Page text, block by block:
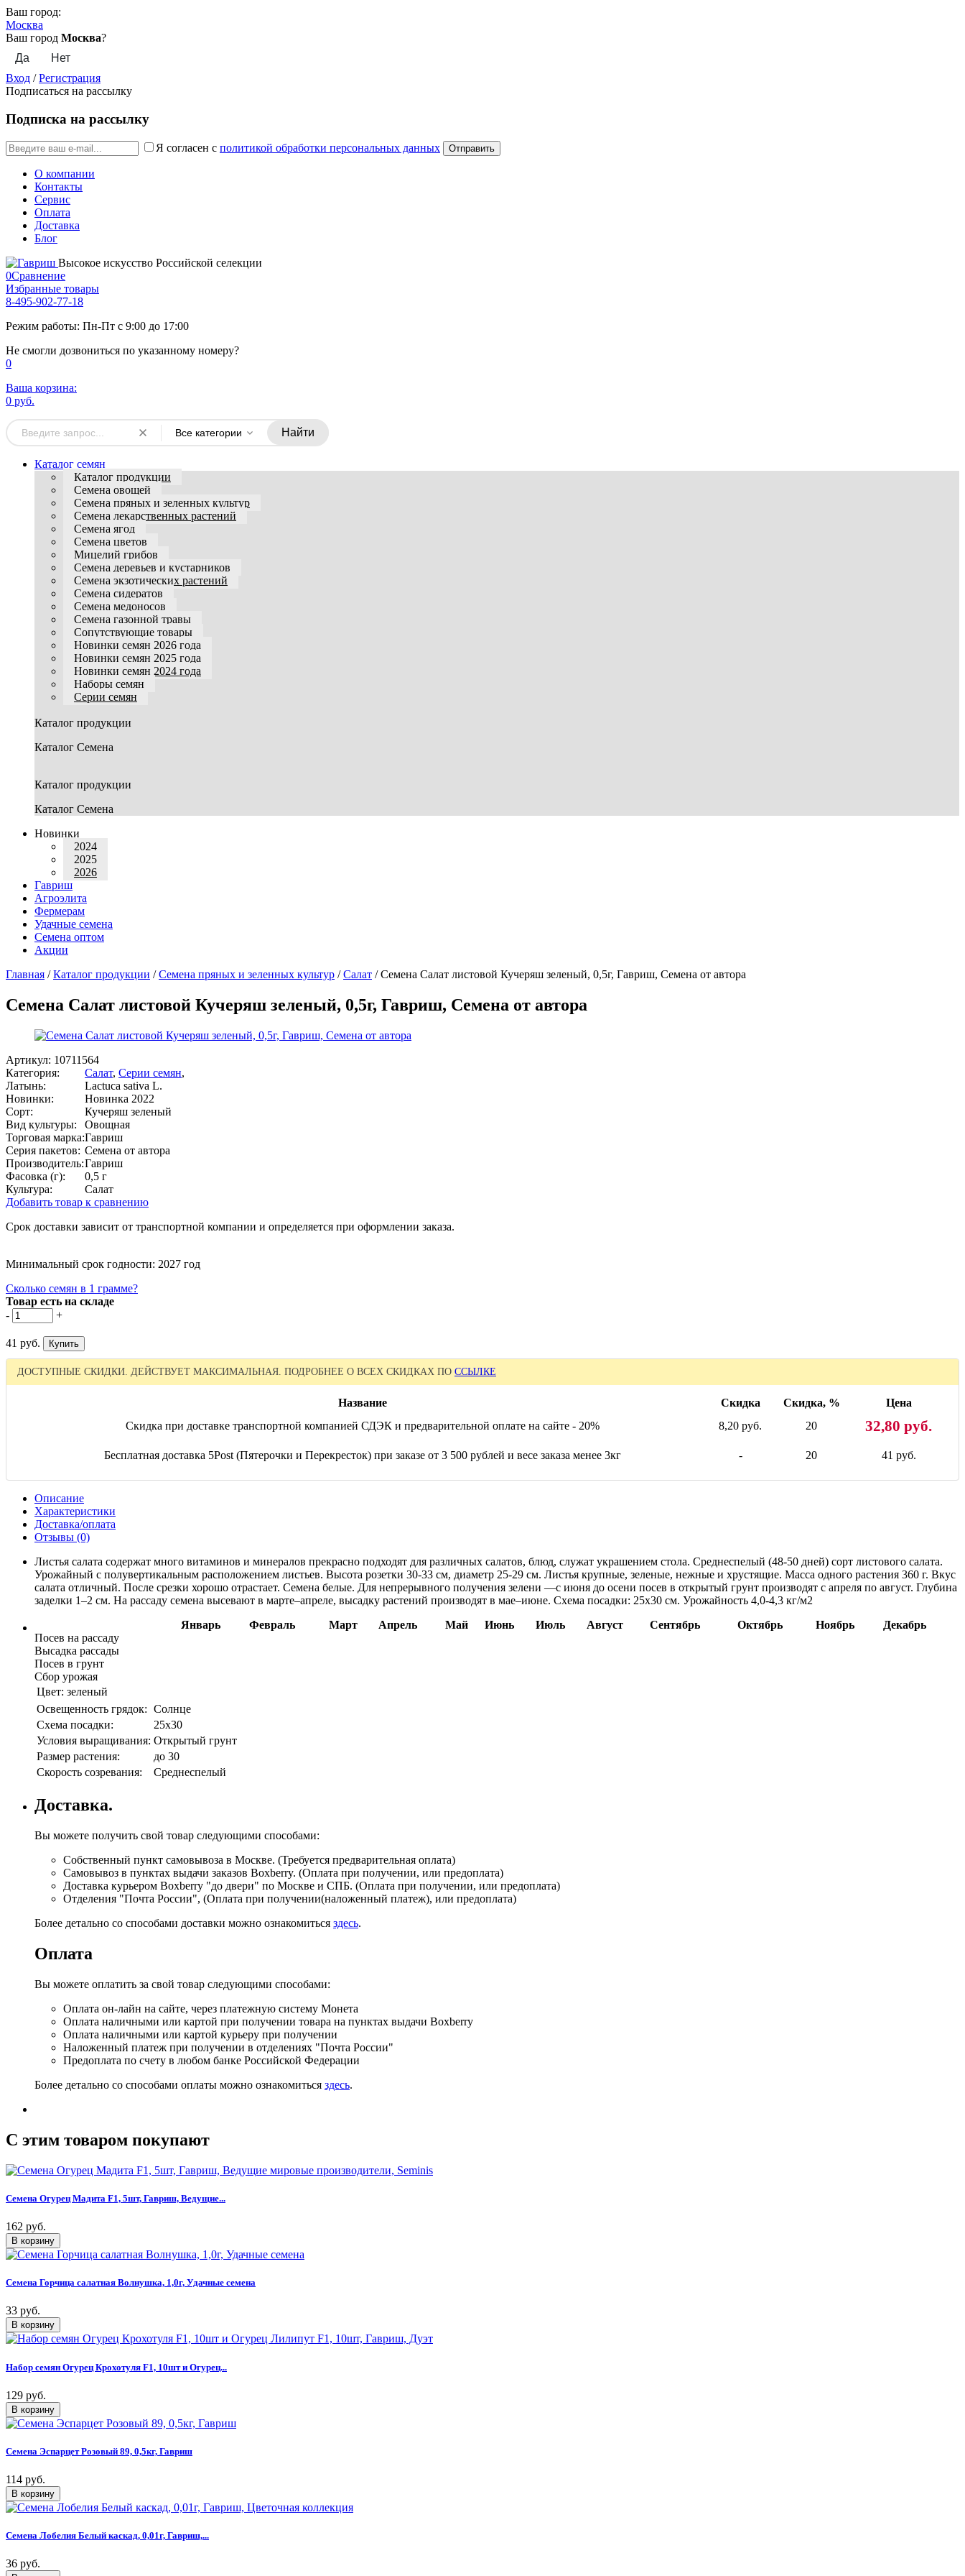
Ваш город:
Москва
Ваш город Москва?
Вход /Регистрация
Подписаться на рассылку
Подписка на рассылку
Я согласен с политикой обработки персональных данных
О компании
Контакты
Сервис
Оплата
Доставка
Блог
Высокое искусство Российской селекции
0Сравнение
Избранные товары
8-495-902-77-18
Режим работы: Пн-Пт с 9:00 до 17:00
Не смогли дозвониться по указанному номеру?
0
Ваша корзина:
0 руб.
Все категории Найти
Каталог семян
Каталог продукции
Семена овощей
Семена пряных и зеленных культур
Семена лекарственных растений
Семена ягод
Семена цветов
Мицелий грибов
Семена деревьев и кустарников
Семена экзотических растений
Семена сидератов
Семена медоносов
Семена газонной травы
Сопутствующие товары
Новинки семян 2026 года
Новинки семян 2025 года
Новинки семян 2024 года
Наборы семян
Серии семян
Каталог продукции
Каталог Семена
Каталог продукции
Каталог Семена
Новинки
2024
2025
2026
Гавриш
Агроэлита
Фермерам
Удачные семена
Семена оптом
Акции
Главная /Каталог продукции /Семена пряных и зеленных культур /Салат /Семена Салат листовой Кучеряш зеленый, 0,5г, Гавриш, Семена от автора
Семена Салат листовой Кучеряш зеленый, 0,5г, Гавриш, Семена от автора
Артикул: 10711564
Категория:
Салат, Серии семян,
Латынь:
Lactuca sativa L.
Новинки:
Новинка 2022
Сорт:
Кучеряш зеленый
Вид культуры:
Овощная
Торговая марка:Гавриш
Серия пакетов: Семена от автора
Производитель:Гавриш
Фасовка (г):
0,5 г
Культура:
Салат
Добавить товар к сравнению
Срок доставки зависит от транспортной компании и определяется при оформлении заказа.
Минимальный срок годности: 2027 год
Сколько семян в 1 грамме?
Товар есть на складе
-
+
41 руб.
ДОСТУПНЫЕ СКИДКИ. ДЕЙСТВУЕТ МАКСИМАЛЬНАЯ. ПОДРОБНЕЕ О ВСЕХ СКИДКАХ ПО ССЫЛКЕ
Название Скидка Скидка, %
Цена
Скидка при доставке транспортной компанией СДЭК и предварительной оплате на сайте - 20%
8,20 руб. 20 32,80 руб.
Бесплатная доставка 5Post (Пятерочки и Перекресток) при заказе от 3 500 рублей и весе заказа менее 3кг - 20 41 руб.
Описание
Характеристики
Доставка/оплата
Отзывы (0)
Листья салата содержат много витаминов и минералов прекрасно подходят для различных салатов, блюд, служат украшением стола. Среднеспелый (48-50 дней) сорт листового салата.
Урожайный с полувертикальным расположением листьев. Высота розетки 30-33 см, диаметр 25-29 см. Листья крупные, зеленые, нежные и хрустящие. Масса одного растения 360 г. Вкус
салата отличный. После срезки хорошо отрастает. Семена белые. Для непрерывного получения зелени —с июня до осени посев в открытый грунт производят с апреля по август. Глубина
заделки 1–2 см. На рассаду семена высевают в марте–апреле, высадку растений производят в мае–июне. Схема посадки: 25x30 см. Урожайность 4,0-4,3 кг/м2
Январь
Февраль Март Апрель Май Июнь Июль Август Сентябрь Октябрь Ноябрь
Декабрь
Посев на рассаду
Высадка рассады
Посев в грунт
Сбор урожая
Цвет: зеленый
Освещенность грядок: Солнце
Схема посадки:
25х30
Условия выращивания: Открытый грунт
Размер растения:
до 30
Скорость созревания:
Среднеспелый
Доставка.
Вы можете получить свой товар следующими способами:
Собственный пункт самовывоза в Москве. (Требуется предварительная оплата)
Самовывоз в пунктах выдачи заказов Boxberry. (Оплата при получении, или предоплата)
Доставка курьером Boxberry "до двери" по Москве и СПБ. (Оплата при получении, или предоплата)
Отделения "Почта России", (Оплата при получении(наложенный платеж), или предоплата)
Более детально со способами доставки можно ознакомиться здесь.
Оплата
Вы можете оплатить за свой товар следующими способами:
Оплата он-лайн на сайте, через платежную систему Монета
Оплата наличными или картой при получении товара на пунктах выдачи Boxberry
Оплата наличными или картой курьеру при получении
Наложенный платеж при получении в отделениях "Почта России"
Предоплата по счету в любом банке Российской Федерации
Более детально со способами оплаты можно ознакомиться здесь.
C этим товаром покупают
Семена Огурец Мадита F1, 5шт, Гавриш, Ведущие...
162 руб.
Семена Горчица салатная Волнушка, 1,0г, Удачные семена
33 руб.
Набор семян Огурец Крохотуля F1, 10шт и Огурец...
129 руб.
Семена Эспарцет Розовый 89, 0,5кг, Гавриш
114 руб.
Семена Лобелия Белый каскад, 0,01г, Гавриш,...
36 руб.